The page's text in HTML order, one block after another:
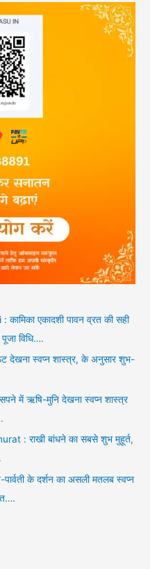
एकादशी पावन व्रत की सही
विधि….
स्वप्न शास्त्र, के अनुसार शुभ-
में ऋषि-मुनि देखना स्वप्न शास्त्र
: राखी बांधने का सबसे शुभ मुहूर्त,
के दर्शन का असली मतलब स्वप्न